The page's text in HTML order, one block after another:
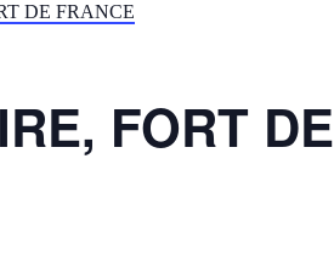
DE FRANCE
FORT DE